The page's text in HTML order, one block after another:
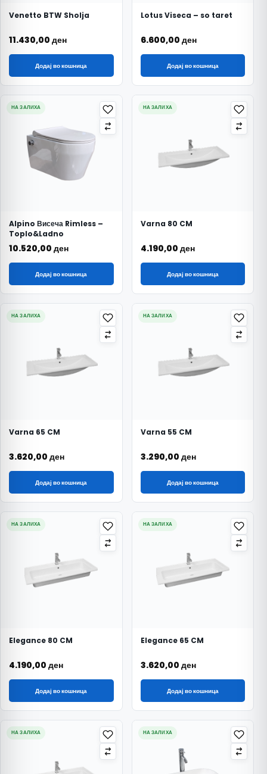
Venetto BTW Sholja
11.430,00 ден
Додај во кошница
Lotus Viseca – so taret
6.600,00 ден
Додај во кошница
НА ЗАЛИХА
Alpino Висеча Rimless –
Toplo&Ladno
10.520,00 ден
Додај во кошница
НА ЗАЛИХА
Varna 80 CM
4.190,00 ден
Додај во кошница
НА ЗАЛИХА
Varna 65 CM
3.620,00 ден
Додај во кошница
НА ЗАЛИХА
Varna 55 CM
3.290,00 ден
Додај во кошница
НА ЗАЛИХА
Elegance 80 CM
4.190,00 ден
Додај во кошница
НА ЗАЛИХА
Elegance 65 CM
3.620,00 ден
Додај во кошница
НА ЗАЛИХА НА ЗАЛИХА